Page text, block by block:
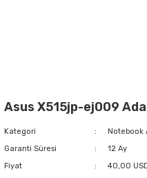
Asus X515jp-ej009
Kategori
Notebook
Garanti Süresi
12 Ay
Fiyat
40,00